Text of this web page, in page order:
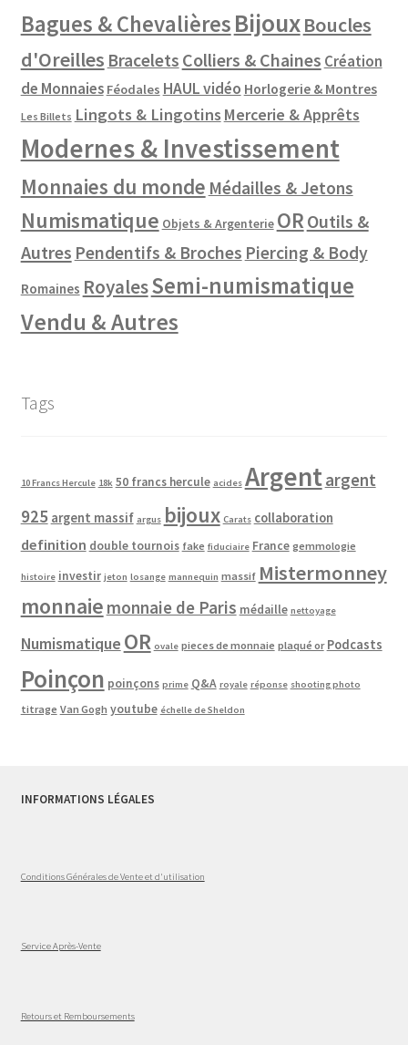
Bagues & ChevalièresBijouxBoucles
d'Oreilles Bracelets Colliers & Chaines Création
de Monnaies Féodales HAUL vidéo Horlogerie & Montres
Les Billets Lingots & Lingotins Mercerie & Apprêts
Modernes & Investissement
Monnaies du monde Médailles & Jetons
Numismatique Objets & Argenterie OR Outils &
Autres Pendentifs & Broches Piercing & Body
Romaines RoyalesSemi-numismatique
Vendu & Autres
Tags
10 Francs Hercule 18k 50 francs hercule acides Argentargent
925 argent massif argus bijoux Carats collaboration
definition double tournois fake fiduciaire France gemmologie
histoire investir jeton losange mannequin massif Mistermonney
monnaie monnaie de Paris médaille nettoyage
Numismatique OR ovale pieces de monnaie plaqué or Podcasts
Poinçon poinçons prime Q&A royale réponse shooting photo
titrage Van Gogh youtube échelle de Sheldon
INFORMATIONS LÉGALES
Conditions Générales de Vente et d'utilisation
Service Après-Vente
Retours et Remboursements